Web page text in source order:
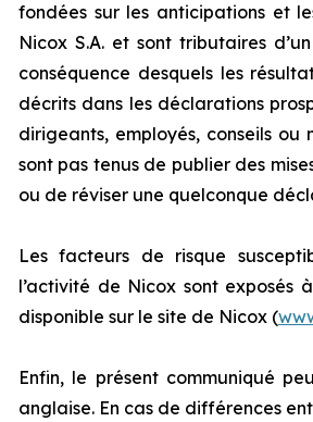
fondées sur les anticipations et
Nicox S.A. et sont tributaires
conséquence desquels les
décrits dans les déclarations
dirigeants, employés, conseils
sont pas tenus de publier des
ou de réviser une quelconque
Les facteurs de risque
l’activité de Nicox sont exposés
disponible sur le site de Nicox (
Enfin, le présent communiqué
anglaise. En cas de différences